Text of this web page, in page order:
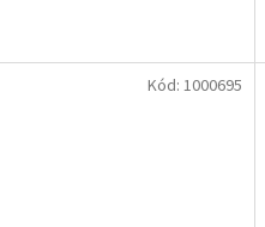
Kód: 1000695